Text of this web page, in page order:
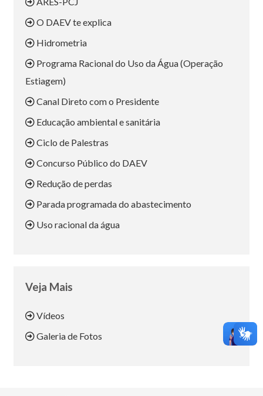
O DAEV te explica
Hidrometria
Programa Racional do Uso da Água (Operação
Estiagem)
Canal Direto com o Presidente
Educação ambiental e sanitária
Ciclo de Palestras
Concurso Público do DAEV
Redução de perdas
Parada programada do abastecimento
Uso racional da água
Veja Mais
Vídeos
Galeria de Fotos